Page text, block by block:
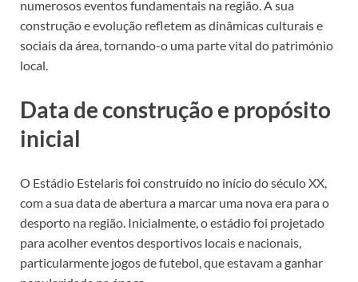
numerosos eventos fundamentais na região. A sua
construção e evolução refletem as dinâmicas culturais e
sociais da área, tornando-o uma parte vital do património
local.
Data de construção e propósito
inicial
O Estádio Estelaris foi construído no início do século XX,
com a sua data de abertura a marcar uma nova era para o
desporto na região. Inicialmente, o estádio foi projetado
para acolher eventos desportivos locais e nacionais,
particularmente jogos de futebol, que estavam a ganhar